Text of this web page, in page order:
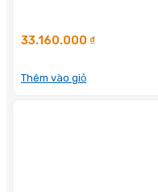
33.160.000 ₫
Thêm vào giỏ